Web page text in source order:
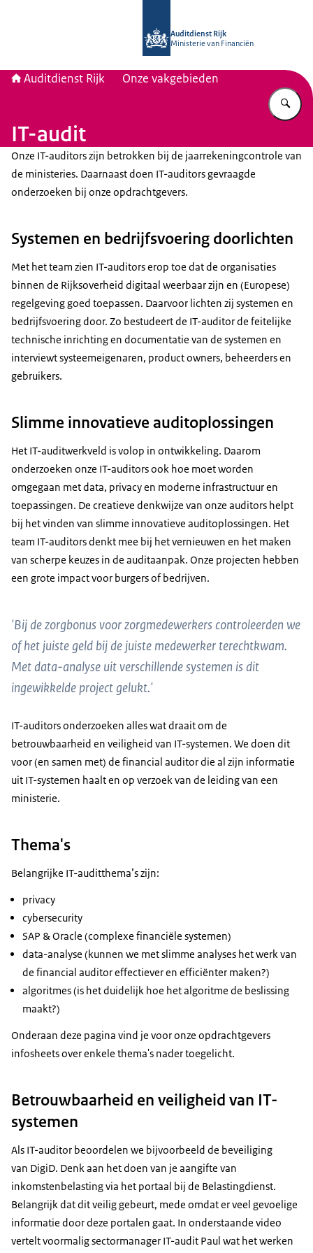
Auditdienst Rijk
Ministerie van Financiën
Auditdienst Rijk Onze vakgebieden
IT-audit
Onze IT-auditors zijn betrokken bij de jaarrekeningcontrole van
de ministeries. Daarnaast doen IT-auditors gevraagde
onderzoeken bij onze opdrachtgevers.
Systemen en bedrijfsvoering doorlichten
Met het team zien IT-auditors erop toe dat de organisaties
binnen de Rijksoverheid digitaal weerbaar zijn en (Europese)
regelgeving goed toepassen. Daarvoor lichten zij systemen en
bedrijfsvoering door. Zo bestudeert de IT-auditor de feitelijke
technische inrichting en documentatie van de systemen en
interviewt systeemeigenaren, product owners, beheerders en
gebruikers.
Slimme innovatieve auditoplossingen
Het IT-auditwerkveld is volop in ontwikkeling. Daarom
onderzoeken onze IT-auditors ook hoe moet worden
omgegaan met data, privacy en moderne infrastructuur en
toepassingen. De creatieve denkwijze van onze auditors helpt
bij het vinden van slimme innovatieve auditoplossingen. Het
team IT-auditors denkt mee bij het vernieuwen en het maken
van scherpe keuzes in de auditaanpak. Onze projecten hebben
een grote impact voor burgers of bedrijven.
'Bij de zorgbonus voor zorgmedewerkers controleerden we
of het juiste geld bij de juiste medewerker terechtkwam.
Met data-analyse uit verschillende systemen is dit
ingewikkelde project gelukt.'
IT-auditors onderzoeken alles wat draait om de
betrouwbaarheid en veiligheid van IT-systemen. We doen dit
voor (en samen met) de financial auditor die al zijn informatie
uit IT-systemen haalt en op verzoek van de leiding van een
ministerie.
Thema's
Belangrijke IT-auditthema’s zijn:
privacy
cybersecurity
SAP & Oracle (complexe financiële systemen)
data-analyse (kunnen we met slimme analyses het werk van
de financial auditor effectiever en efficiënter maken?)
algoritmes (is het duidelijk hoe het algoritme de beslissing
maakt?)
Onderaan deze pagina vind je voor onze opdrachtgevers
infosheets over enkele thema's nader toegelicht.
Betrouwbaarheid en veiligheid van IT-
systemen
Als IT-auditor beoordelen we bijvoorbeeld de beveiliging
van DigiD. Denk aan het doen van je aangifte van
inkomstenbelasting via het portaal bij de Belastingdienst.
Belangrijk dat dit veilig gebeurt, mede omdat er veel gevoelige
informatie door deze portalen gaat. In onderstaande video
vertelt voormalig sectormanager IT-audit Paul wat het werken